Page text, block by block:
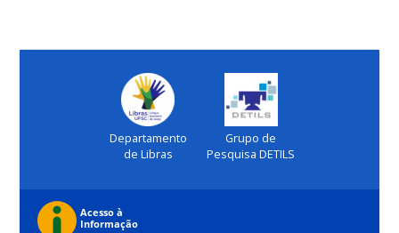
Departamento
de Libras
Grupo de
Pesquisa DETILS